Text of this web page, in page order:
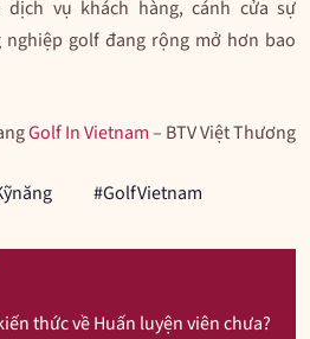
dịch vụ khách hàng, cánh cửa sự
golf đang rộng mở hơn bao
Golf In Vietnam– BTV Việt Thương
#GolfVietnam
thức về Huấn luyện viên chưa?